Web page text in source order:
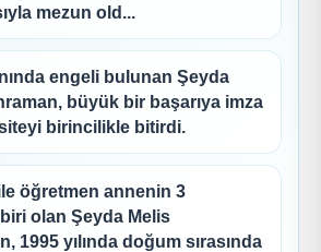
mezun old...
engeli bulunan Şeyda
büyük bir başarıya imza
birincilikle bitirdi.
öğretmen annenin 3
olan Şeyda Melis
1995 yılında doğum sırasında